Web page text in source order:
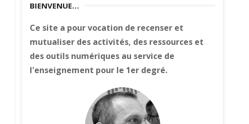
BIENVENUE…
Ce site a pour vocation de recenser et
mutualiser des activités, des ressources et
des outils numériques au service de
l'enseignement pour le 1er degré.